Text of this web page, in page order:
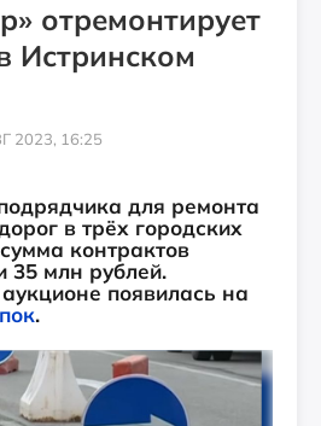
отремонтирует
Истринском
2023, 16:25
для ремонта
в трёх городских
контрактов
35 млн рублей.
появилась на
.